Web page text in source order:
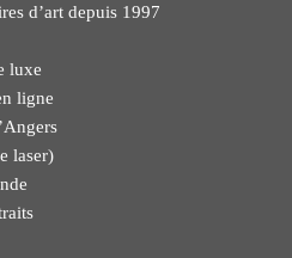
d’art depuis 1997
luxe
ligne
laser)